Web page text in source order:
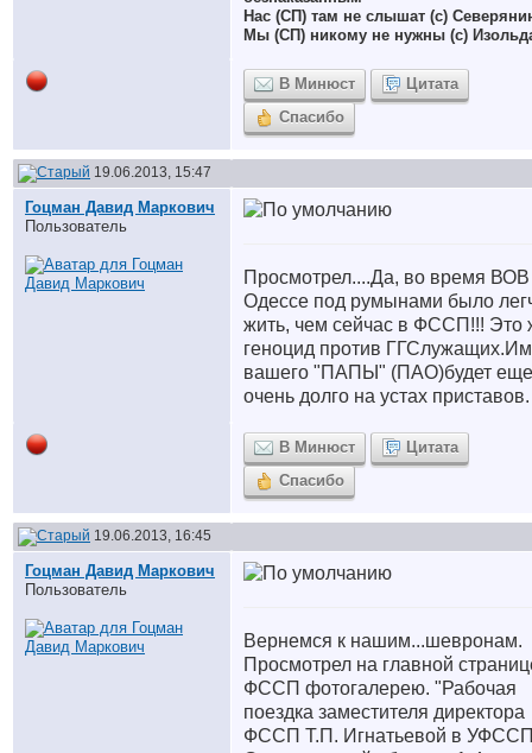
Нас (СП) там не слышат (с)
Мы (СП) никому не нужны (с)
В Минюст
Цитата
Спасибо
19.06.2013, 15:47
Гоцман Давид Маркович
Пользователь
Просмотрел....Да, во время ВОВ
Одессе под румынами было
жить, чем сейчас в ФССП!!! Это
геноцид против
вашего "ПАПЫ" (ПАО)будет еще
очень долго на устах приставов.
В Минюст
Цитата
Спасибо
19.06.2013, 16:45
Гоцман Давид Маркович
Пользователь
Вернемся к нашим...шевронам.
Просмотрел на главной
ФССП фотогалерею. "Рабочая
поездка заместителя директора
ФССП Т.П. Игнатьевой в